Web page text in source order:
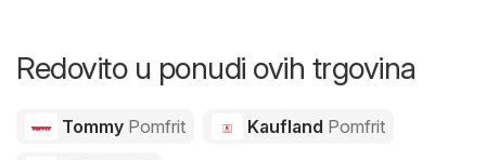
Redovito u ponudi ovih trgovina
Tommy Pomfrit Kaufland Pomfrit